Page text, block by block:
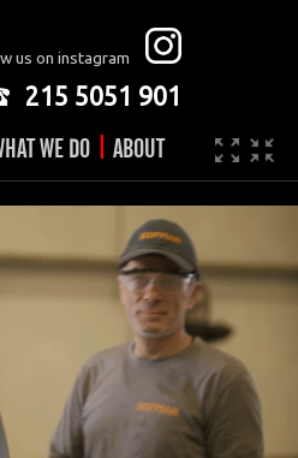
us on instagram
215 5051 901
WE DO | ABOUT
Company
JOBS
Video made easy
Contact